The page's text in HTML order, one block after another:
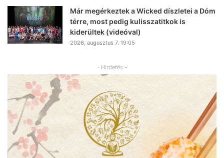
Már megérkeztek a Wicked díszletei a Dóm
térre, most pedig kulisszatitkok is
kiderültek (videóval)
2026, augusztus 7. 19:05
- Hirdetés -